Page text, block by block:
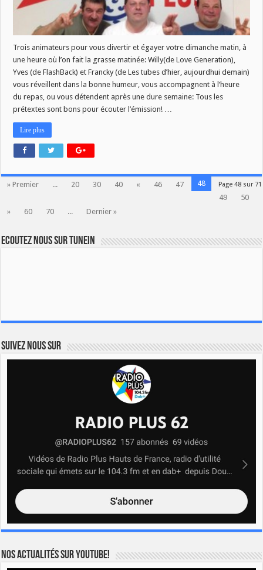
Trois animateurs pour vous divertir et égayer votre dimanche matin, à
une heure où l’on fait la grasse matinée: Willy(de Love Generation),
Yves (de FlashBack) et Francky (de Les tubes d’hier, aujourdhui demain)
vous réveillent dans la bonne humeur, vous accompagnent à l’heure
du repas, ou vous détendent après une dure semaine: Tous les
prétextes sont bons pour écouter l’émission! …
Lire plus
Page 48 sur 71
» Premier ... 20 30 40 « 46 47
48
49
50
»
60 70 ... Dernier »
Ecoutez nous sur TuneIn
Suivez nous sur
Nos actualités sur YOUTUBE!